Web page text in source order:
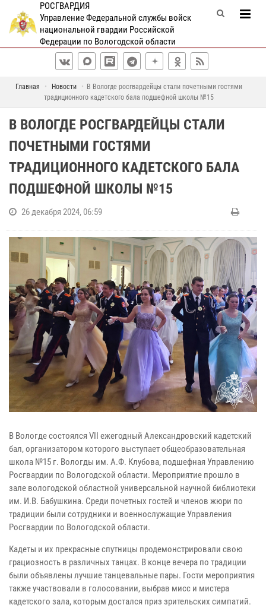
РОСГВАРДИЯ
Управление Федеральной службы войск
национальной гвардии Российской
Федерации по Вологодской области
Главная Новости
В Вологде росгвардейцы стали почетными гостями
традиционного кадетского бала подшефной школы №15
В ВОЛОГДЕ РОСГВАРДЕЙЦЫ СТАЛИ
ПОЧЕТНЫМИ ГОСТЯМИ
ТРАДИЦИОННОГО КАДЕТСКОГО БАЛА
ПОДШЕФНОЙ ШКОЛЫ №15
26 декабря 2024, 06:59
В Вологде состоялся VII ежегодный Александровский кадетский
бал, организатором которого выступает общеобразовательная
школа №15 г. Вологды им. А.Ф. Клубова, подшефная Управлению
Росгвардии по Вологодской области. Мероприятие прошло в
зале вологодской областной универсальной научной библиотеки
им. И.В. Бабушкина. Среди почетных гостей и членов жюри по
традиции были сотрудники и военнослужащие Управления
Росгвардии по Вологодской области.
Кадеты и их прекрасные спутницы продемонстрировали свою
грациозность в различных танцах. В конце вечера по традиции
были объявлены лучшие танцевальные пары. Гости мероприятия
также участвовали в голосовании, выбрав мисс и мистера
кадетского зала, которым достался приз зрительских симпатий.